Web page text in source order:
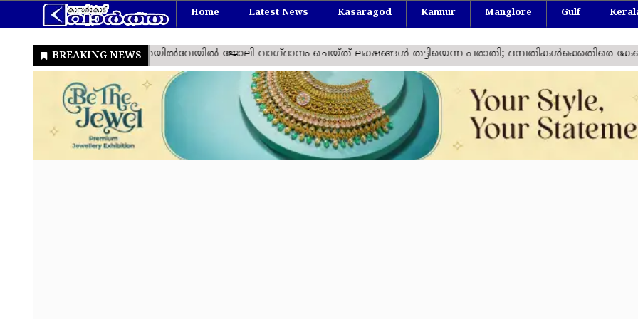
Home Latest News Kasaragod Kannur Manglore Gulf